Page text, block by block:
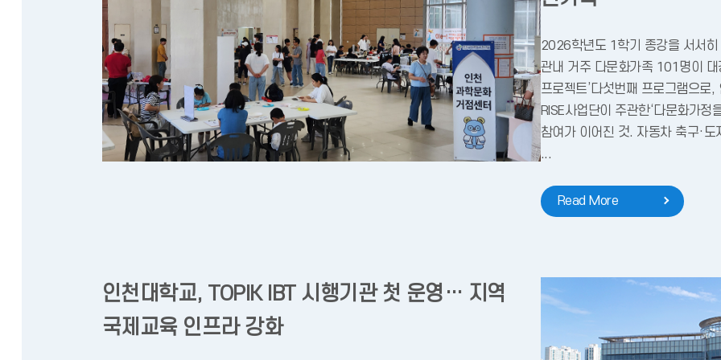
2026학년도 1학기 종강을 서서
관내 거주 다문화가족 101명이
프로젝트’다섯번째 프로그램으로
RISE사업단이 주관한‘다문화가
참여가 이어진 것. 자동차 축구·
...
Read More
인천대학교, TOPIK IBT 시행기관 첫 운영… 지역
국제교육 인프라 강화